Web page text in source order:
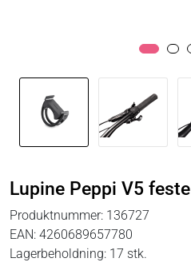
Lupine Peppi V5 feste
Produktnummer: 136727
EAN: 4260689657780
Lagerbeholdning: 17 stk.